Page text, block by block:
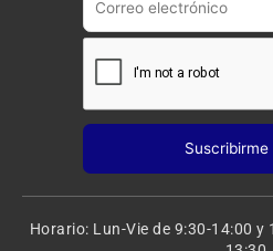
Horario: Lun-Vie de 9:30-14:00 y